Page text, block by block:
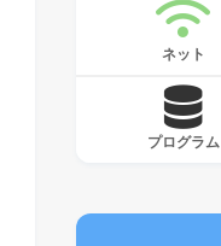
ネット
プログラム